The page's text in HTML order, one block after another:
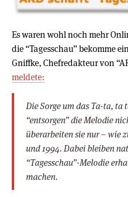
Es waren wohl noch mehr
die “Tagesschau” bekomme
Gniffke, Chefredakteur von
meldete:
Die Sorge um das Ta-ta,
“entsorgen” die Melodie
überarbeiten sie nur – wie
und 1994. Dabei bleiben
“Tagesschau”-Melodie
machen.